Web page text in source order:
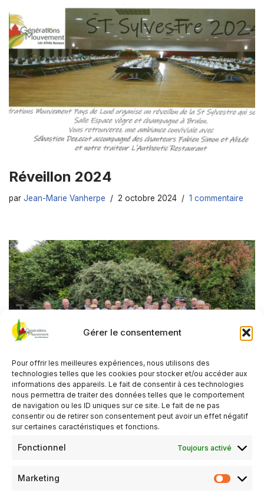
Gérer le consentement
Pour offrir les meilleures expériences, nous utilisons des
technologies telles que les cookies pour stocker et/ou accéder aux
informations des appareils. Le fait de consentir à ces technologies
nous permettra de traiter des données telles que le comportement
de navigation ou les ID uniques sur ce site. Le fait de ne pas
consentir ou de retirer son consentement peut avoir un effet négatif
sur certaines caractéristiques et fonctions.
Fonctionnel Toujours activé
Marketing
Réveillon 2024
par Jean-Marie Vanherpe 2 octobre 2024 1 commentaire
Sortie Beauval 2024
parPresident